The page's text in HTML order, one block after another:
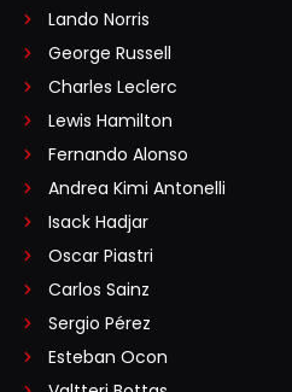
Lando Norris
George Russell
Charles Leclerc
Lewis Hamilton
Fernando Alonso
Andrea Kimi Antonelli
Isack Hadjar
Oscar Piastri
Carlos Sainz
Sergio Pérez
Esteban Ocon